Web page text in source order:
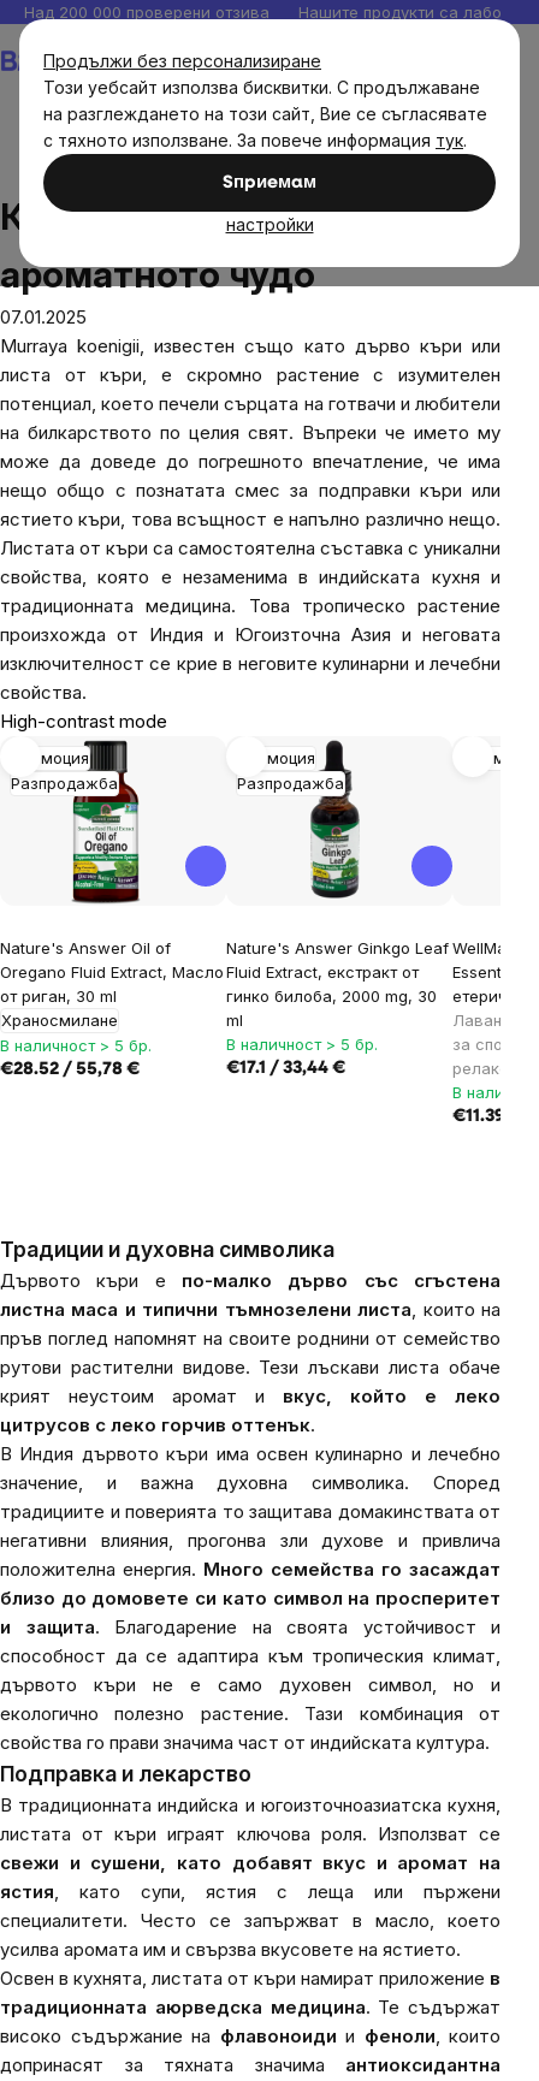
Продължи без персонализиране
Този уебсайт използва бисквитки. С продължаване
на разглеждането на този сайт, Вие се съгласявате
с тяхното използване. За повече информация тук.
Sпpиeмaм
настройки
Прескочи
към
съдържанието
Над 200 000 проверени отзива Нашите продукти са
Кари стром: История на ароматното чудо
Кари стром: История на
ароматното чудо
07.01.2025
Murraya koenigii, известен също като дърво къри или
листа от къри, е скромно растение с изумителен
потенциал, което печели сърцата на готвачи и любители
на билкарството по целия свят. Въпреки че името му
може да доведе до погрешното впечатление, че има
нещо общо с познатата смес за подправки къри или
ястието къри, това всъщност е напълно различно нещо.
Листата от къри са самостоятелна съставка с уникални
свойства, която е незаменима в индийската кухня и
традиционната медицина. Това тропическо растение
произхожда от Индия и Югоизточна Азия и неговата
изключителност се крие в неговите кулинарни и лечебни
свойства.
High-contrast mode
Промоция
Разпродажба
Nature's Answer Oil of
Oregano Fluid Extract, Масло
от риган, 30 ml
Храносмилане
В наличност > 5 бр.
€28.52 / 55,78 €
Промоция
Разпродажба
Nature's Answer Ginkgo Leaf
Fluid Extract, екстракт от
гинко билоба, 2000 mg, 30
ml
В наличност > 5 бр.
€17.1 / 33,44 €
WellMax®
Essential
етерично
за
В
€11.39 /
Традиции и духовна символика
Дървото къри е по-малко дърво със сгъстена
листна маса и типични тъмнозелени листа, които на
пръв поглед напомнят на своите роднини от семейство
рутови растителни видове. Тези лъскави листа обаче
крият неустоим аромат и вкус, който е леко
цитрусов с леко горчив оттенък.
В Индия дървото къри има освен кулинарно и лечебно
значение, и важна духовна символика. Според
традициите и поверията то защитава домакинствата от
негативни влияния, прогонва зли духове и привлича
положителна енергия. Много семейства го засаждат
близо до домовете си като символ на просперитет
и защита. Благодарение на своята устойчивост и
способност да се адаптира към тропическия климат,
дървото къри не е само духовен символ, но и
екологично полезно растение. Тази комбинация от
свойства го прави значима част от индийската култура.
Подправка и лекарство
В традиционната индийска и югоизточноазиатска кухня,
листата от къри играят ключова роля. Използват се
свежи и сушени, като добавят вкус и аромат на
ястия, като супи, ястия с леща или пържени
специалитети. Често се запържват в масло, което
усилва аромата им и свързва вкусовете на ястието.
Освен в кухнята, листата от къри намират приложение в
традиционната аюрведска медицина. Те съдържат
високо съдържание на флавоноиди и феноли, които
допринасят за тяхната значима антиоксидантна